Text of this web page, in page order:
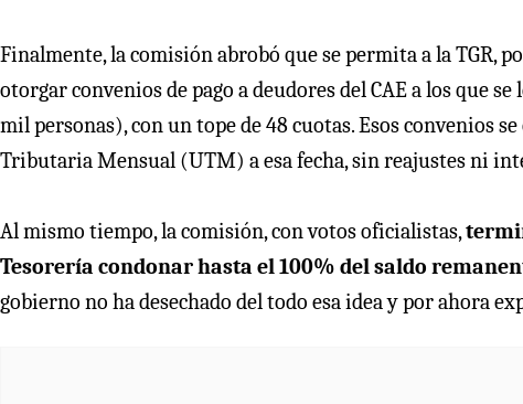
Finalmente, la comisión abrobó que se permita a la TGR,
otorgar convenios de pago a deudores del CAE a los que
mil personas), con un tope de 48 cuotas. Esos convenios
Tributaria Mensual (UTM) a esa fecha, sin reajustes ni
Al mismo tiempo, la comisión, con votos oficialistas,
Tesorería condonar hasta el 100% del saldo
gobierno no ha desechado del todo esa idea y por ahora